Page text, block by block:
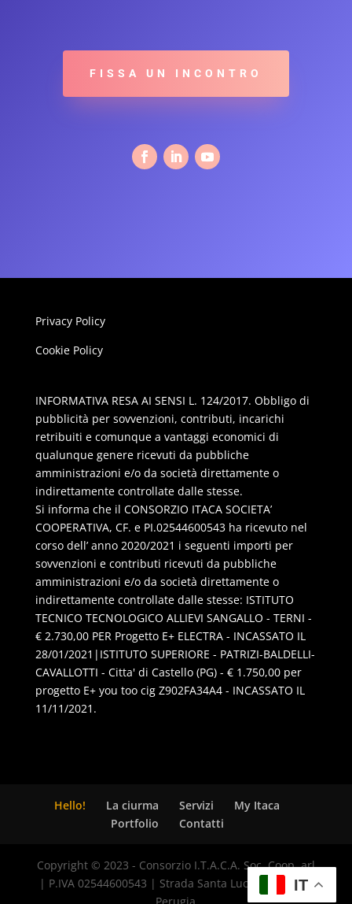
FISSA UN INCONTRO
Privacy Policy
Cookie Policy
INFORMATIVA RESA AI SENSI L. 124/2017. Obbligo di
pubblicità per sovvenzioni, contributi, incarichi
retribuiti e comunque a vantaggi economici di
qualunque genere ricevuti da pubbliche
amministrazioni e/o da società direttamente o
indirettamente controllate dalle stesse.
Si informa che il CONSORZIO ITACA SOCIETA’
COOPERATIVA, CF. e PI.02544600543 ha ricevuto nel
corso dell’ anno 2020/2021 i seguenti importi per
sovvenzioni e contributi ricevuti da pubbliche
amministrazioni e/o da società direttamente o
indirettamente controllate dalle stesse: ISTITUTO
TECNICO TECNOLOGICO ALLIEVI SANGALLO - TERNI -
€ 2.730,00 PER Progetto E+ ELECTRA - INCASSATO IL
28/01/2021|ISTITUTO SUPERIORE - PATRIZI-BALDELLI-
CAVALLOTTI - Citta' di Castello (PG) - € 1.750,00 per
progetto E+ you too cig Z902FA34A4 - INCASSATO IL
11/11/2021.
Hello! La ciurma Servizi
My Itaca
Portfolio
Contatti
Copyright © 2023 - Consorzio I.T.A.C.A. Soc. Coop. arl
| P.IVA 02544600543 | Strada Santa Lucia, 8 - 06125
Perugia
IT